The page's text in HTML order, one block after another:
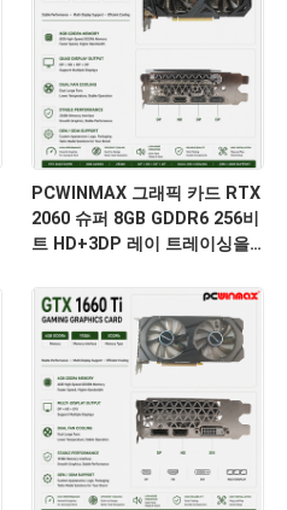
PCWINMAX 그래픽 카드 RTX
2060 슈퍼 8GB GDDR6 256비
트 HD+3DP 레이 트레이싱을
OEM 도매